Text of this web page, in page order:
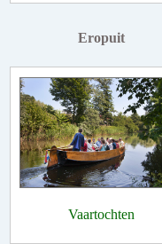
Eropuit
Vaartochten